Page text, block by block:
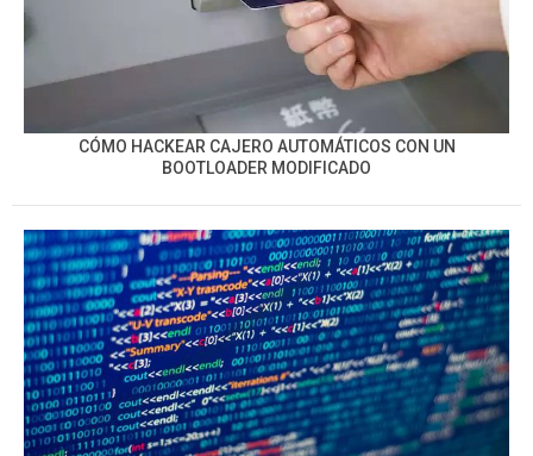
CÓMO HACKEAR CAJERO AUTOMÁTICOS CON UN
BOOTLOADER MODIFICADO